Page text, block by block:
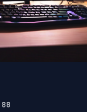
88